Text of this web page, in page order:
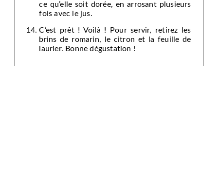
ce qu’elle soit dorée, en arrosant plusieurs
fois avec le jus.
C’est prêt ! Voilà ! Pour servir, retirez les
brins de romarin, le citron et la feuille de
laurier. Bonne dégustation !